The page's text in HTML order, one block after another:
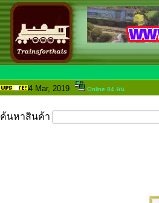
4 Mar, 2019 Online 84 คน
ค้นหาสินค้า